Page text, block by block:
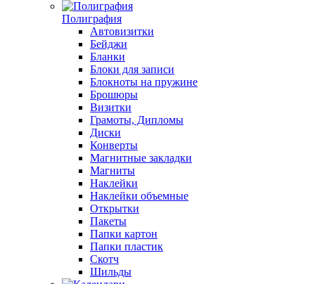
Полиграфия
Автовизитки
Бейджи
Бланки
Блоки для записи
Блокноты на пружине
Брошюры
Визитки
Грамоты, Дипломы
Диски
Конверты
Магнитные закладки
Магниты
Наклейки
Наклейки объемные
Открытки
Пакеты
Папки картон
Папки пластик
Скотч
Шильды